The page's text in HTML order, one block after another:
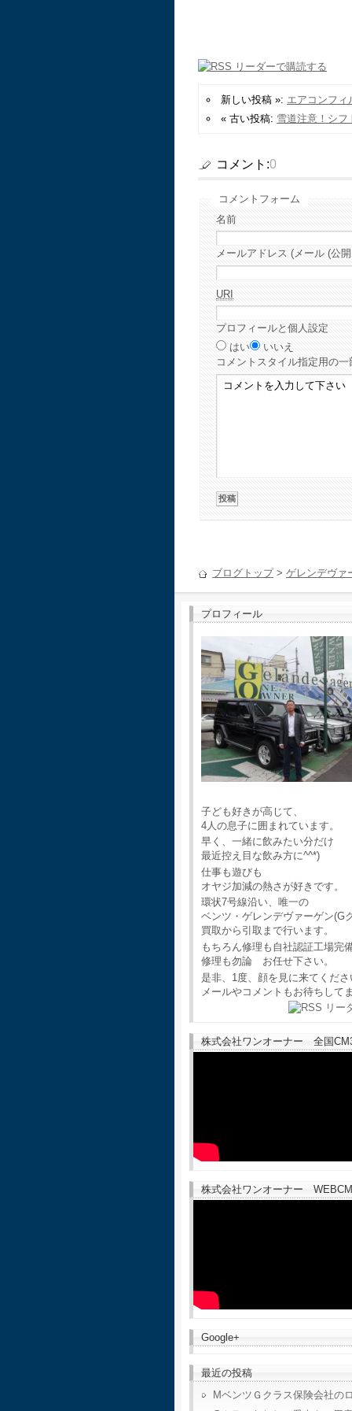
新しい投稿 »: エアコンフィ
« 古い投稿: 雪道注意！シ
コメント:0
コメントフォーム
名前
メールアドレス (メール (公
URI
プロフィールと個人設定
はい
いいえ
コメント スタイル指定用の
ブログトップ> ゲレンデヴァ
プロフィール
子ども好きが高じて、
4人の息子に囲まれています。
早く、一緒に飲みたい分だけ
最近控え目な飲み方に^^*)
仕事も遊びも
オヤジ加減の熱さが好きです。
環状7号線沿い、唯一の
ベンツ・ゲレンデヴァーゲン(G
買取から引取まで行います。
もちろん修理も自社認証工場完
修理も勿論 お任せ下さい。
是非、1度、顔を見に来てくださ
メールやコメントもお待ちして
株式会社ワンオーナー 全国
株式会社ワンオーナー
Google+
最近の投稿
MベンツＧクラス保険会社の